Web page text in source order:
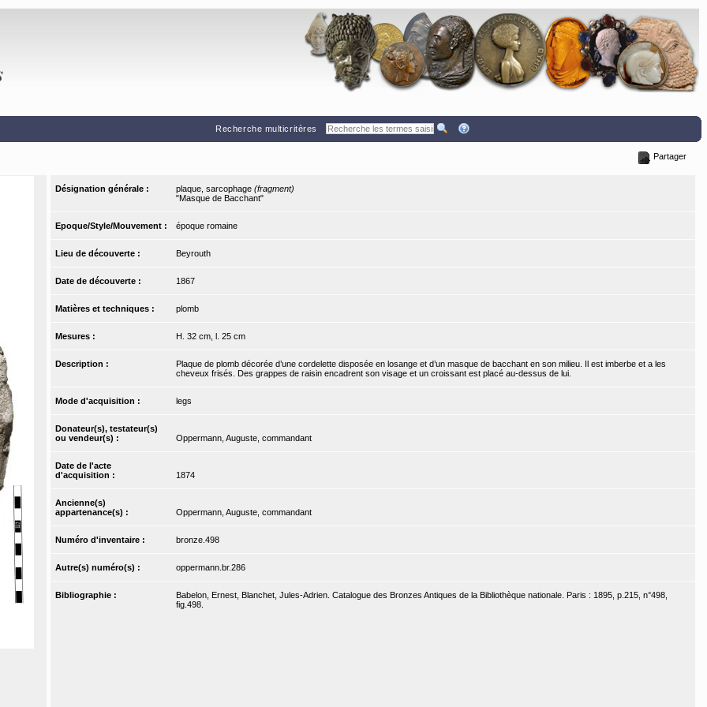
Recherche multicritères
Partager
Désignation générale : plaque, sarcophage (fragment)
"Masque de Bacchant"
Epoque/Style/Mouvement : époque romaine
Lieu de découverte : Beyrouth
Date de découverte : 1867
Matières et techniques : plomb
Mesures : H. 32 cm, l. 25 cm
Description :
Plaque de plomb décorée d’une cordelette disposée en losange et d’un masque de bacchant en son milieu. Il est imberbe et a les
cheveux frisés. Des grappes de raisin encadrent son visage et un croissant est placé au-dessus de lui.
Mode d'acquisition : legs
Donateur(s), testateur(s)
ou vendeur(s) :
Oppermann, Auguste, commandant
Date de l'acte
d'acquisition :
1874
Ancienne(s)
appartenance(s) :
Oppermann, Auguste, commandant
Numéro d'inventaire : bronze.498
Autre(s) numéro(s) : oppermann.br.286
Bibliographie :
Babelon, Ernest, Blanchet, Jules-Adrien. Catalogue des Bronzes Antiques de la Bibliothèque nationale. Paris : 1895, p.215, n°498,
fig.498.